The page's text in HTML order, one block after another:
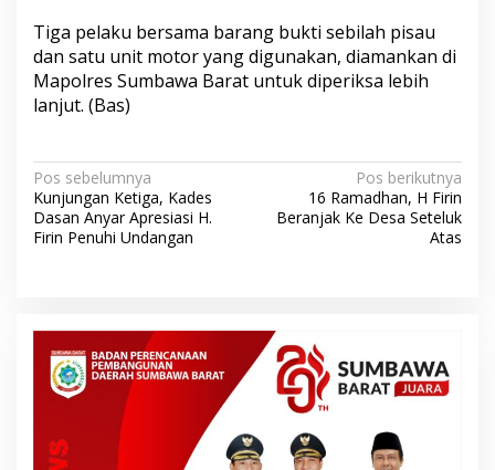
Tiga pelaku bersama barang bukti sebilah pisau
dan satu unit motor yang digunakan, diamankan di
Mapolres Sumbawa Barat untuk diperiksa lebih
lanjut. (Bas)
N
a
v
a
o
Pos sebelumnya
Kunjungan Ketiga, Kades
Dasan Anyar Apresiasi H.
Firin Penuhi Undangan
Pos berikutnya
16 Ramadhan, H Firin
Beranjak Ke Desa Seteluk
Atas